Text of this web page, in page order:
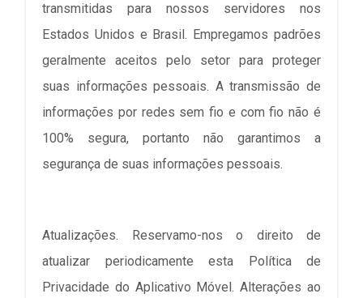
transmitidas para nossos servidores nos
Estados Unidos e Brasil. Empregamos padrões
geralmente aceitos pelo setor para proteger
suas informações pessoais. A transmissão de
informações por redes sem fio e com fio não é
100% segura, portanto não garantimos a
segurança de suas informações pessoais.
Atualizações. Reservamo-nos o direito de
atualizar periodicamente esta Política de
Privacidade do Aplicativo Móvel. Alterações ao